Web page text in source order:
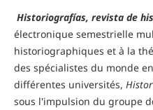
Historiografías, revista de
électronique semestrielle
historiographiques et à la
des spécialistes du monde
différentes universités,
sous l'impulsion du groupe